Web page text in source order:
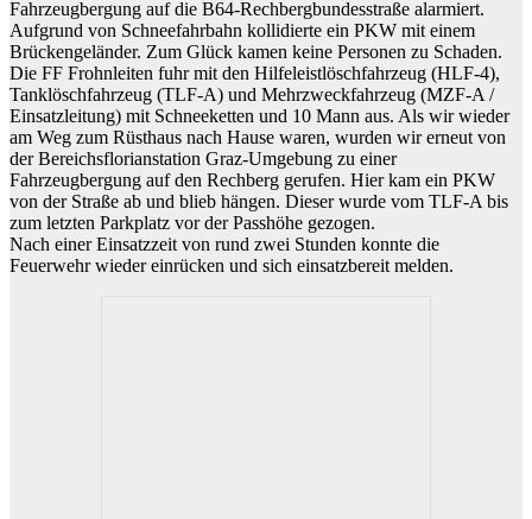
Fahrzeugbergung auf die B64-Rechbergbundesstraße alarmiert.
Aufgrund von Schneefahrbahn kollidierte ein PKW mit einem
Brückengeländer. Zum Glück kamen keine Personen zu Schaden.
Die FF Frohnleiten fuhr mit den Hilfeleistlöschfahrzeug (HLF-4),
Tanklöschfahrzeug (TLF-A) und Mehrzweckfahrzeug (MZF-A /
Einsatzleitung) mit Schneeketten und 10 Mann aus. Als wir wieder
am Weg zum Rüsthaus nach Hause waren, wurden wir erneut von
der Bereichsflorianstation Graz-Umgebung zu einer
Fahrzeugbergung auf den Rechberg gerufen. Hier kam ein PKW
von der Straße ab und blieb hängen. Dieser wurde vom TLF-A bis
zum letzten Parkplatz vor der Passhöhe gezogen.
Nach einer Einsatzzeit von rund zwei Stunden konnte die
Feuerwehr wieder einrücken und sich einsatzbereit melden.